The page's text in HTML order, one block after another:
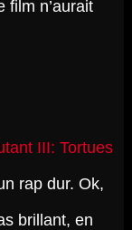
film n’aurait
III: Tortues
rap dur. Ok,
brillant, en